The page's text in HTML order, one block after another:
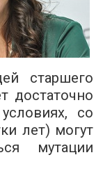
старшего
достаточно
со
лет) могут
мутации